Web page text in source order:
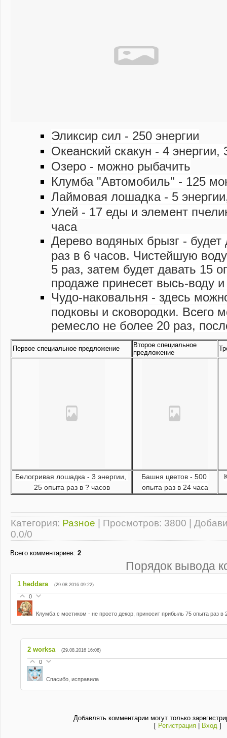
Эликсир сил - 250 энергии
Океанский скакун - 4
Озеро - можно рыбачить
Клумба "Автомобиль" - 125
Лаймовая лошадка - 5
Улей - 17 еды и элемент
часа
Дерево водяных брызг -
раз в 6 часов. Чистейшую
5 раз, затем будет давать 15
продаже принесет высь-воду
Чудо-наковальня - здесь
подковы и сковородки. Всего
ремесло не более 20 раз,
Первое специальное предложение
Второе специальное
предложение
Белогривая лошадка - 3 энергии,
25 опыта раз в ? часов
Башня цветов - 500
опыта раз в 24 часа
Категория: Разное Просмотров: 3800 |
0.0/0
Всего комментариев: 2
Порядок вывода
1 heddara (29.08.2016 09:22)
0
Клумба с мостиком - не просто декор, приносит прибыль 75 опыта раз в
2 worksa (29.08.2016 16:06)
0
Спасибо, исправила
Добавлять комментарии могут только
[ Регистрация| Вход]